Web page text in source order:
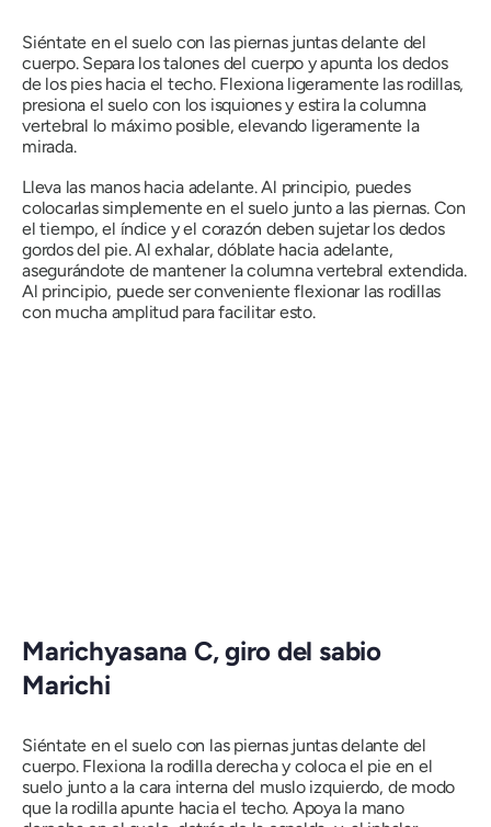
Siéntate en el suelo con las piernas juntas delante del
cuerpo. Separa los talones del cuerpo y apunta los dedos
de los pies hacia el techo. Flexiona ligeramente las rodillas,
presiona el suelo con los isquiones y estira la columna
vertebral lo máximo posible, elevando ligeramente la
mirada.
Lleva las manos hacia adelante. Al principio, puedes
colocarlas simplemente en el suelo junto a las piernas. Con
el tiempo, el índice y el corazón deben sujetar los dedos
gordos del pie. Al exhalar, dóblate hacia adelante,
asegurándote de mantener la columna vertebral extendida.
Al principio, puede ser conveniente flexionar las rodillas
con mucha amplitud para facilitar esto.
Marichyasana C, giro del sabio
Marichi
Siéntate en el suelo con las piernas juntas delante del
cuerpo. Flexiona la rodilla derecha y coloca el pie en el
suelo junto a la cara interna del muslo izquierdo, de modo
que la rodilla apunte hacia el techo. Apoya la mano